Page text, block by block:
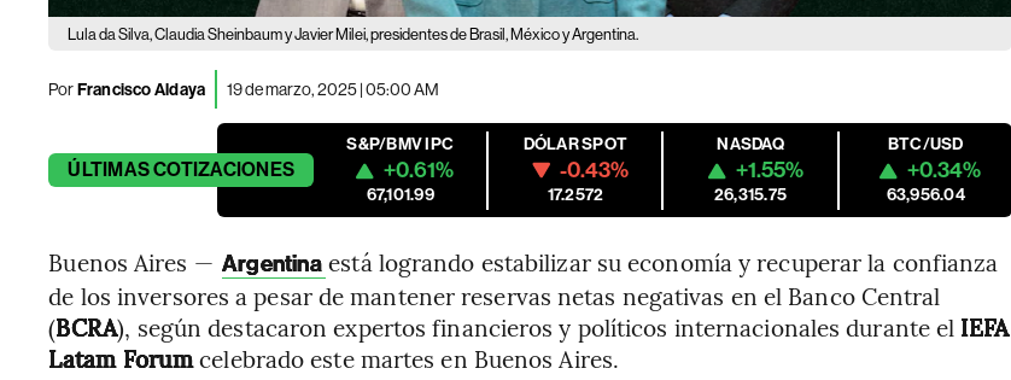
Lula da Silva, Claudia Sheinbaum y Javier Milei, presidentes de Brasil, México y Argentina.
PorFrancisco Aldaya 19 de marzo, 2025 | 05:00 AM
ÚLTIMASCOTIZACIONES
S&P/BMV IPC
+0.61%
67,101.99
DÓLAR SPOT
-0.43%
17.2572
NASDAQ
+1.55%
26,315.75
BTC/USD
+0.34%
63,956.04
Buenos Aires — Argentina está logrando estabilizar su economía y recuperar la confianza
de los inversores a pesar de mantener reservas netas negativas en el Banco Central
(BCRA), según destacaron expertos financieros y políticos internacionales durante el IEFA
Latam Forumcelebrado este martes en Buenos Aires.